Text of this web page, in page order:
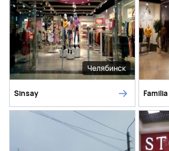
Челябинск
Sinsay Familia